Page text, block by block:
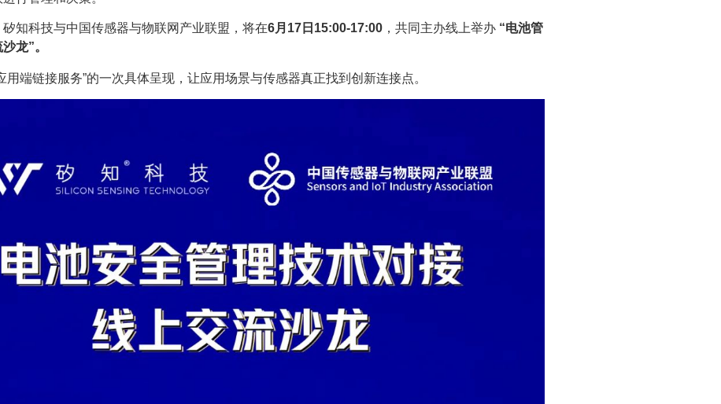
知科技与中国传感器与物联网产业联盟，将在6月17日15:00-17:00 ，共同主办线上举办 “电池管
龙”。
用端链接服务”的一次具体呈现，让应用场景与传感器真正找到创新连接点。